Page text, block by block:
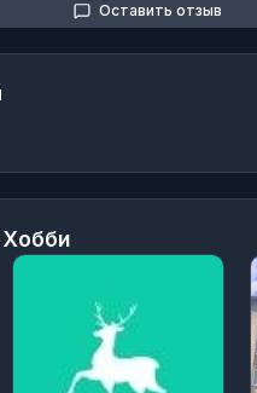
Оставить отзыв